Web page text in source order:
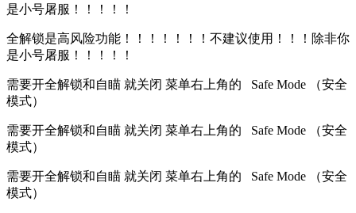
是小号屠服！！！！！
全解锁是高风险功能！！！！！！！不建议使用！！！除非你
是小号屠服！！！！！
需要开全解锁和自瞄 就关闭 菜单右上角的 Safe Mode （安全
模式）
需要开全解锁和自瞄 就关闭 菜单右上角的 Safe Mode （安全
模式）
需要开全解锁和自瞄 就关闭 菜单右上角的 Safe Mode （安全
模式）